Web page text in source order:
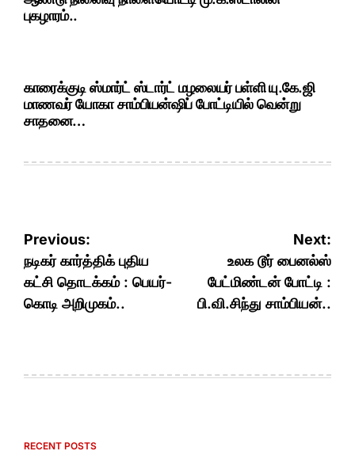
புகழாரம்..
காரைக்குடி ஸ்மார்ட் ஸ்டார்ட் மழலையர் பள்ளி யு.கே.ஜி
மாணவர் யோகா சாம்பியன்ஷிப் போட்டியில் வென்று
சாதனை…
Post
navigation
Previous:
நடிகர் கார்த்திக் புதிய
கட்சி தொடக்கம் : பெயர்-
கொடி அறிமுகம்..
Next:
உலக டூர் பைனல்ஸ்
பேட்மிண்டன் போட்டி :
பி.வி.சிந்து சாம்பியன்..
RECENT POSTS